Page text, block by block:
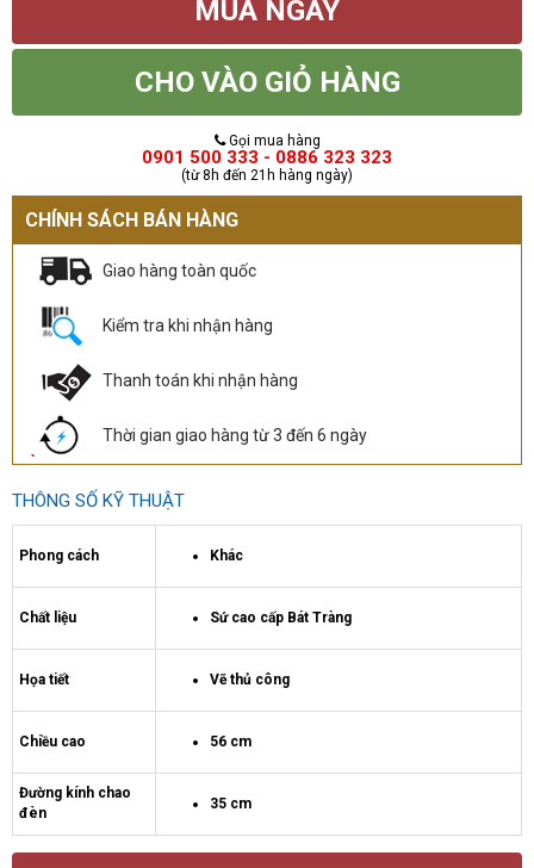
MUA NGAY
CHO VÀO GIỎ HÀNG
Gọi mua hàng
0901 500 333 - 0886 323 323
(từ 8h đến 21h hàng ngày)
CHÍNH SÁCH BÁN HÀNG
Giao hàng toàn quốc
Kiểm tra khi nhận hàng
Thanh toán khi nhận hàng
Thời gian giao hàng từ 3 đến 6 ngày
THÔNG SỐ KỸ THUẬT
Phong cách Khác
Chất liệu Sứ cao cấp Bát Tràng
Họa tiết Vẽ thủ công
Chiều cao 56 cm
Đường kính chao
đèn
35 cm